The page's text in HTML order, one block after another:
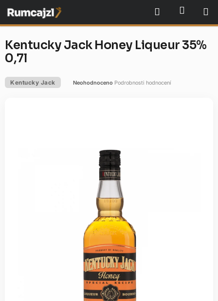
na
obsah
Hledat
Kentucky Jack Honey Liqueur 35%
0,7l
Kentucky Jack
Průměrné
hvězdiček.
Neohodnoceno Podrobnosti hodnocení